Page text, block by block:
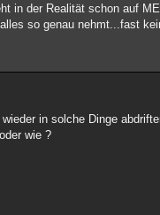
in der Realität schon auf
so genau nehmt...fast
in solche Dinge
wie ?